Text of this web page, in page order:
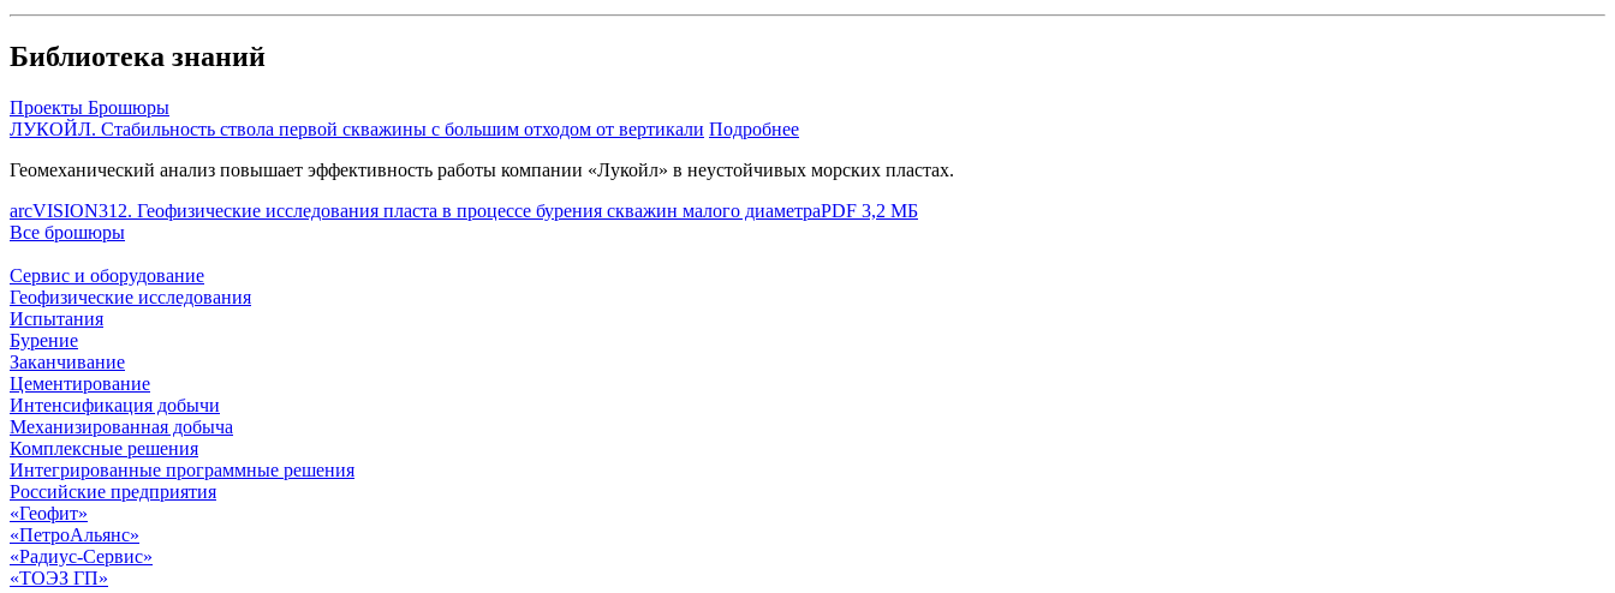
Библиотека знаний
Проекты Брошюры
ЛУКОЙЛ. Стабильность ствола первой скважины с большим отходом от вертикали Подробнее
Геомеханический анализ повышает эффективность работы компании «Лукойл» в неустойчивых морских пластах.
arcVISION312. Геофизические исследования пласта в процессе бурения скважин малого диаметраPDF 3,2 МБ
Все брошюры
Сервис и оборудование
Геофизические исследования
Испытания
Бурение
Заканчивание
Цементирование
Интенсификация добычи
Механизированная добыча
Комплексные решения
Интегрированные программные решения
Российские предприятия
«Геофит»
«ПетроАльянс»
«Радиус-Сервис»
«ТОЭЗ ГП»